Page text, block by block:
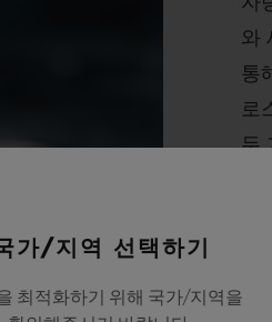
와
통
로
두
발
가/지역 선택하기
최적화하기 위해 국가/지역을